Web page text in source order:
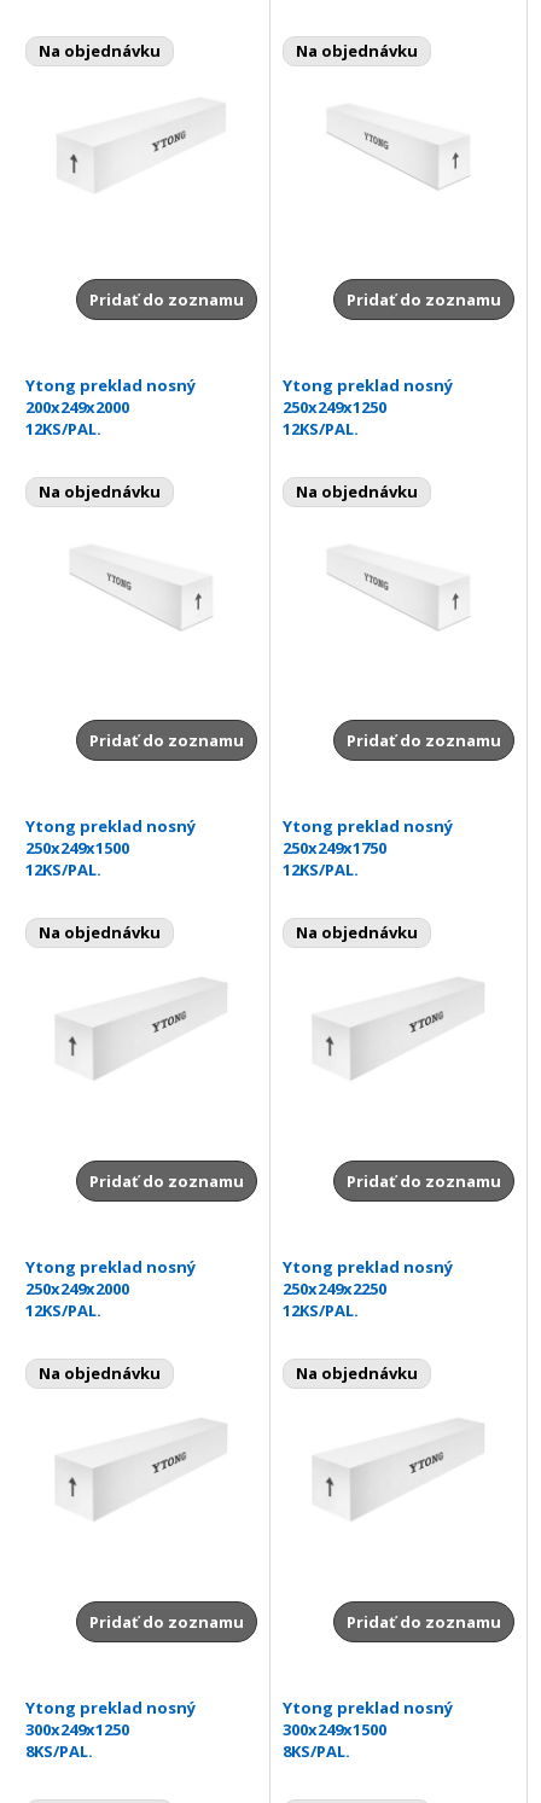
Na objednávku
Pridať do zoznamu
Na objednávku
Pridať do zoznamu
Ytong preklad nosný
200x249x2000
12KS/PAL.
Na objednávku
Pridať do zoznamu
Ytong preklad nosný
250x249x1250
12KS/PAL.
Na objednávku
Pridať do zoznamu
Ytong preklad nosný
250x249x1500
12KS/PAL.
Na objednávku
Pridať do zoznamu
Ytong preklad nosný
250x249x1750
12KS/PAL.
Na objednávku
Pridať do zoznamu
Ytong preklad nosný
250x249x2000
12KS/PAL.
Na objednávku
Pridať do zoznamu
Ytong preklad nosný
250x249x2250
12KS/PAL.
Na objednávku
Pridať do zoznamu
Ytong preklad nosný
300x249x1250
8KS/PAL.
Ytong preklad nosný
300x249x1500
8KS/PAL.